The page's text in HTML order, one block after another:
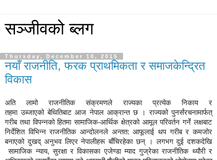
सञ्जीवको ब्लग
Thursday, December 10, 2015
नयाँ राजनीति, फरक प्राथमिकता र समाजकेन्द्रित
विकास
अति लामो राजनीतिक संक्रमणले राज्यका प्रत्येक
निकाय र
तहमा उब्जाएको बेथितिबाट आज नेपाल आक्रान्त छ । राज्यको पुनर्संरचनामार्फत्
गरीब तथा विपन्नको हितमा सामाजिक-आर्थिक क्षेत्रको आमूल परिवर्तन गर्ने लक्षबाट
निर्देशित विभिन्न राजनीतिक आन्दोलनले अन्तत: आफूलाई थप गरीब र कमजोर
बनाएको दुखद् अनुभव लिएर नेपालीहरू बाँचिरहेका छन् । लगभग दुई दशकदेखि
सामाजिक न्याय,सुरक्षा र विकासका एजेण्डा म्याद गुज्रेका राजनीतिक थ्यौरी र